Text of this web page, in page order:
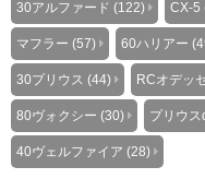
30アルファード (122) CX-5
マフラー (57) 60ハリアー
30プリウス (44) RCオデッ
80ヴォクシー (30) プリウ
40ヴェルファイア (28)